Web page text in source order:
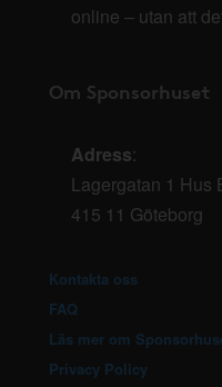
online – utan att
Om Sponsorhuset
Adress:
Lagergatan 1 Hus
415 11 Göteborg
Kontakta oss
FAQ
Läs mer om
Privacy Policy